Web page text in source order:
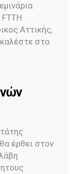
Αττικής,
καλέστε στο
έρθει στον